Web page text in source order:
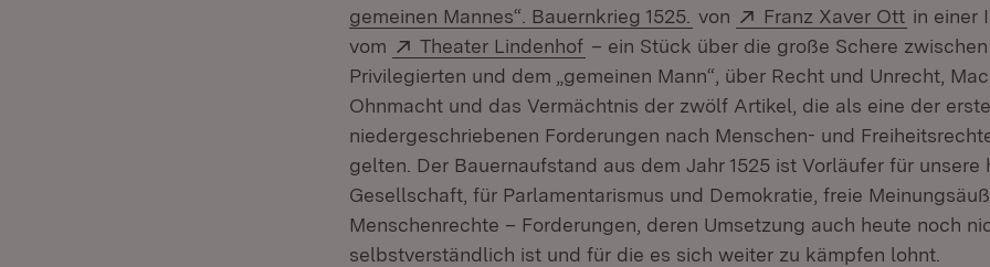
gemeinen Mannes“. Bauernkrieg 1525. (Öffnet in neuem Fenster)
von Extern:
Franz Xaver Ott (Öffnet
in einer
vom
Extern:
Theater Lindenhof (Öffnet in neuem Fenster)
– ein Stück über die große Schere
Privilegierten und dem „gemeinen Mann“, über Recht und Unrecht,
Ohnmacht und das Vermächtnis der zwölf Artikel, die als eine der
niedergeschriebenen Forderungen nach Menschen- und
gelten. Der Bauernaufstand aus dem Jahr 1525 ist Vorläufer für unsere
Gesellschaft, für Parlamentarismus und Demokratie, freie
Menschenrechte – Forderungen, deren Umsetzung auch heute noch
selbstverständlich ist und für die es sich weiter zu kämpfen lohnt.